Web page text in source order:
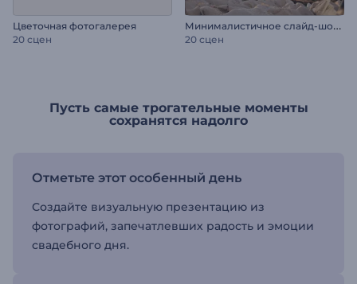
Цветочная фотогалерея
20 сцен
М
инималистичное слайд-шоу: Мечтатели
20 сцен
Пусть самые трогательные моменты
сохранятся надолго
Отметьте этот особенный день
Создайте визуальную презентацию из
фотографий, запечатлевших радость и эмоции
свадебного дня.